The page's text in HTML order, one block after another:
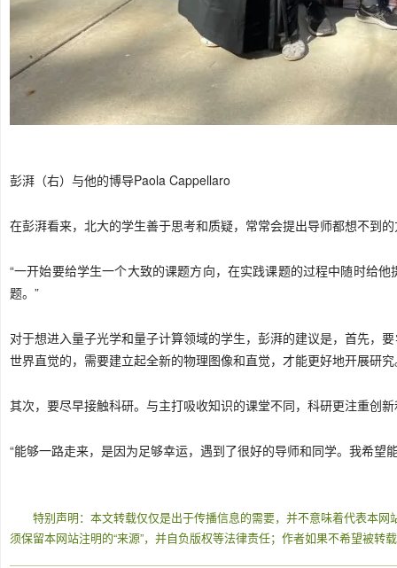
彭湃（右）与他的博导Paola Cappellaro
在彭湃看来，北大的学生善于思考和质疑，常常会提出导师都想不到
“一开始要给学生一个大致的课题方向，在实践课题的过程中随时给
题。”
对于想进入量子光学和量子计算领域的学生，彭湃的建议是，首先，
世界直觉的，需要建立起全新的物理图像和直觉，才能更好地开展研
其次，要尽早接触科研。与主打吸收知识的课堂不同，科研更注重创
“能够一路走来，是因为足够幸运，遇到了很好的导师和同学。我希
特别声明：本文转载仅仅是出于传播信息的需要，并不意味着代表本
须保留本网站注明的“来源”，并自负版权等法律责任；作者如果不希望被转